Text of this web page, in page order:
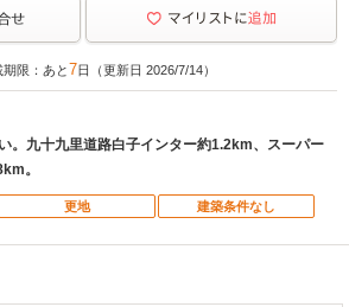
限：あと7日（更新日 2026/7/14）
。九十九里道路白子インター約1.2km、スーパー
。
更地 建築条件なし